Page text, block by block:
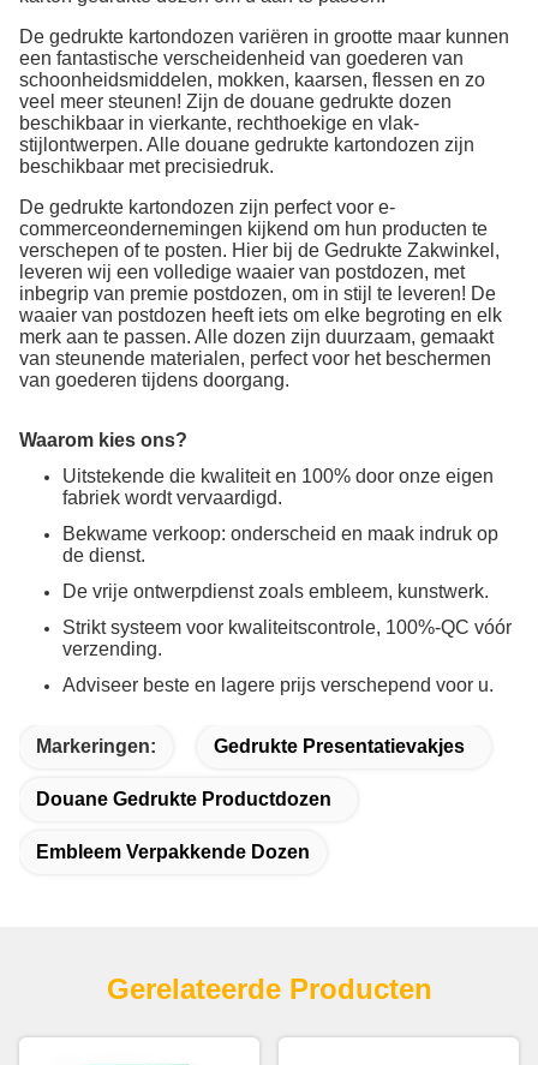
De gedrukte kartondozen variëren in grootte maar kunnen
een fantastische verscheidenheid van goederen van
schoonheidsmiddelen, mokken, kaarsen, flessen en zo
veel meer steunen! Zijn de douane gedrukte dozen
beschikbaar in vierkante, rechthoekige en vlak-
stijlontwerpen. Alle douane gedrukte kartondozen zijn
beschikbaar met precisiedruk.
De gedrukte kartondozen zijn perfect voor e-
commerceondernemingen kijkend om hun producten te
verschepen of te posten. Hier bij de Gedrukte Zakwinkel,
leveren wij een volledige waaier van postdozen, met
inbegrip van premie postdozen, om in stijl te leveren! De
waaier van postdozen heeft iets om elke begroting en elk
merk aan te passen. Alle dozen zijn duurzaam, gemaakt
van steunende materialen, perfect voor het beschermen
van goederen tijdens doorgang.
Waarom kies ons?
Uitstekende die kwaliteit en 100% door onze eigen
fabriek wordt vervaardigd.
Bekwame verkoop: onderscheid en maak indruk op
de dienst.
De vrije ontwerpdienst zoals embleem, kunstwerk.
Strikt systeem voor kwaliteitscontrole, 100%-QC vóór
verzending.
Adviseer beste en lagere prijs verschepend voor u.
Markeringen: Gedrukte Presentatievakjes
Douane Gedrukte Productdozen
Embleem Verpakkende Dozen
Gerelateerde Producten